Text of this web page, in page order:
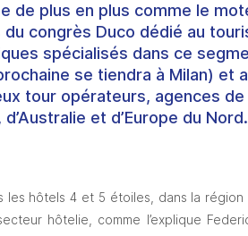
de plus en plus comme le
congrès Duco dédié au
spécialisés dans ce
se tiendra à Milan) et
tour opérateurs, agences
et d’Europe du Nord.
hôtels 4 et 5 étoiles, dans la région
hôtelie, comme l’explique